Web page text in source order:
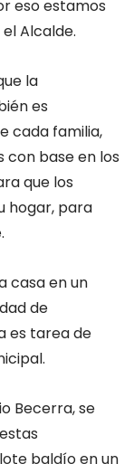
eso estamos
Alcalde.
la
es
cada familia,
con base en los
que los
hogar, para
casa en un
de
es tarea de
Becerra, se
baldío en un